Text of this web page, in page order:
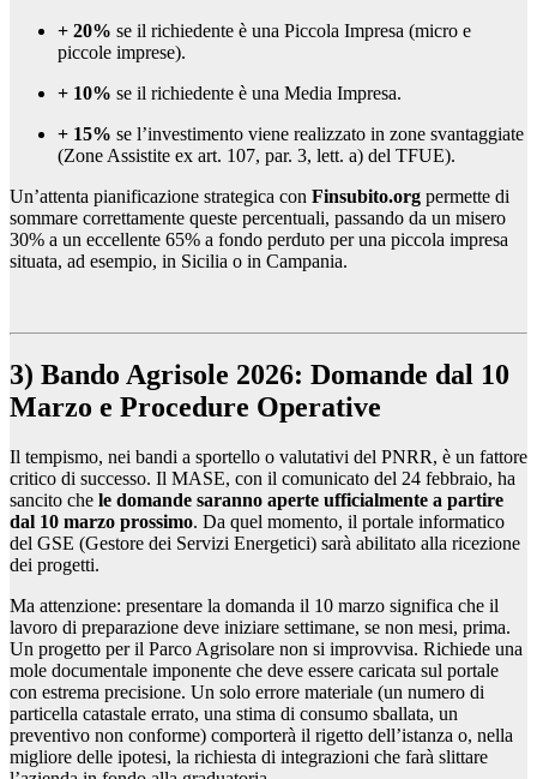
+ 20% se il richiedente è una Piccola Impresa (micro e
piccole imprese).
+ 10% se il richiedente è una Media Impresa.
+ 15% se l’investimento viene realizzato in zone svantaggiate
(Zone Assistite ex art. 107, par. 3, lett. a) del TFUE).
Un’attenta pianificazione strategica con Finsubito.org permette di
sommare correttamente queste percentuali, passando da un misero
30% a un eccellente 65% a fondo perduto per una piccola impresa
situata, ad esempio, in Sicilia o in Campania.
3) Bando Agrisole 2026: Domande dal 10
Marzo e Procedure Operative
Il tempismo, nei bandi a sportello o valutativi del PNRR, è un fattore
critico di successo. Il MASE, con il comunicato del 24 febbraio, ha
sancito che le domande saranno aperte ufficialmente a partire
dal 10 marzo prossimo. Da quel momento, il portale informatico
del GSE (Gestore dei Servizi Energetici) sarà abilitato alla ricezione
dei progetti.
Ma attenzione: presentare la domanda il 10 marzo significa che il
lavoro di preparazione deve iniziare settimane, se non mesi, prima.
Un progetto per il Parco Agrisolare non si improvvisa. Richiede una
mole documentale imponente che deve essere caricata sul portale
con estrema precisione. Un solo errore materiale (un numero di
particella catastale errato, una stima di consumo sballata, un
preventivo non conforme) comporterà il rigetto dell’istanza o, nella
migliore delle ipotesi, la richiesta di integrazioni che farà slittare